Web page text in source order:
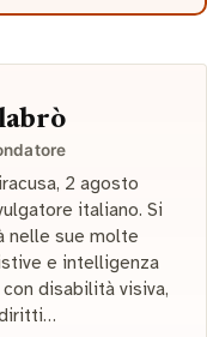
2 agosto
italiano. Si
nelle sue molte
e intelligenza
disabilità visiva,